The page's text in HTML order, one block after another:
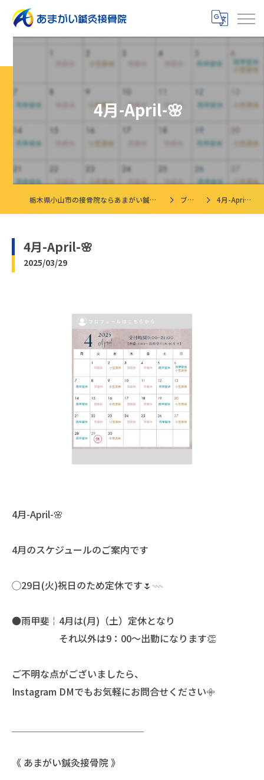
4月-April-🌸
栃木県小山市の接骨院ならあまがい鍼灸接骨院 ブログ 4月-April-🌸
4月-April-🌸
2025/03/29
4月-April-🌸
4月のスケジュールのご案内です
◯29日(火)祝日のため定休です🌷𓇠
●雨甲斐￤4月は(月)（土）定休となり
それ以外は9：00〜出勤になります👏
ご不明な点がございましたら、
Instagram DMでもお気軽にお問合せください𖧷
《 あまがい鍼灸接骨院 》